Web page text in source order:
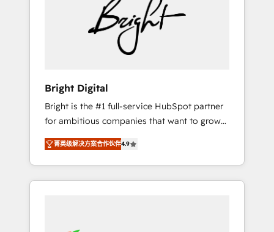
Impact Award 🏆2022 Technical Expertise
Impact Award 🏆2022 Platform Migration
Excellence Impact Award 🏆2020 Elite
Solutions Partner 🏆2019 Integrations
Website Design HubSpot Impact Award 🏆
2017 Website Design HubSpot Impact Award
🏆2016 Growth-Driven Design Agency of the
Year 🏆2016 Sales Enablement HubSpot
Impact Award 🏆2015 Growth-Driven Design
Agency of the Year 🏆2015 Became the 5th
Agency to reach Diamond 🏆2014 HubSpot
Bright Digital
Bright is the #1 full-service HubSpot partner
for ambitious companies that want to grow
smarter. From HubSpot onboarding, to
training, from developing a new website to
lead generation and digital marketing; we do
it all (and with great results)! In short, our
菁英级解决方案合作伙伴4.9